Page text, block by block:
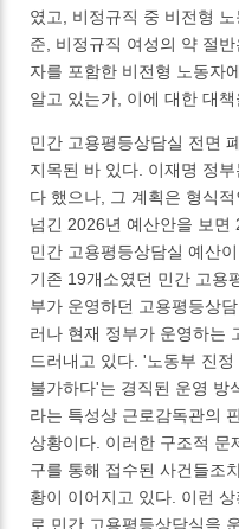
였고, 비정규직 중 비전형
준, 비정규직 여성의 약 절
자를 포함한 비전형 노동자
알고 있는가, 이에 대한 대
민간 고용평등상담실 전면
지목된 바 있다. 이재명 정
다 했으나, 그 계획은 형식
넘긴 2026년 예산안을 보면
민간 고용평등상담실 예산
기존 19개소였던 민간 고용
부가 운영하던 고용평등상
러나 현재 정부가 운영하는
드러내고 있다. '노동부 진
불가하다'는 경직된 운영 방
라는 특성상 근로감독관의
상황이다. 이러한 구조적 문
구를 통해 접수된 사건들조
황이 이어지고 있다. 이런
로 민간 고용평등상담실을